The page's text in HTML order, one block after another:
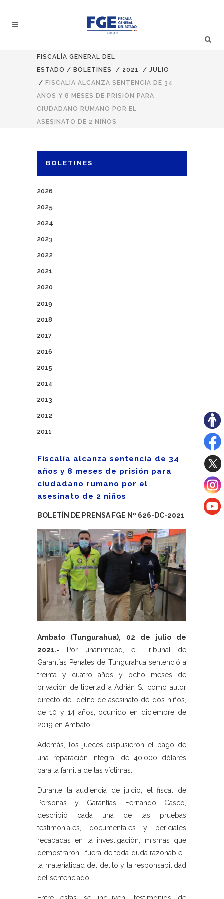
FISCALÍA GENERAL DEL
ESTADO / BOLETINES / 2021 / JULIO
/ FISCALÍA ALCANZA SENTENCIA DE 34
AÑOS Y 8 MESES DE PRISIÓN PARA
CIUDADANO RUMANO POR EL
ASESINATO DE 2 NIÑOS
BOLETINES
2026
2025
2024
2023
2022
2021
2020
2019
2018
2017
2016
2015
2014
2013
2012
2011
Fiscalía alcanza sentencia de 34
años y 8 meses de prisión para
ciudadano rumano por el
asesinato de 2 niños
BOLETÍN DE PRENSA FGE Nº 626-DC-2021
Ambato (Tungurahua), 02 de julio de
2021.- Por unanimidad, el Tribunal de
Garantías Penales de Tungurahua sentenció a
treinta y cuatro años y ocho meses de
privación de libertad a Adrián S., como autor
directo del delito de asesinato de dos niños,
de 10 y 14 años, ocurrido en diciembre de
2019 en Ambato.
Además, los jueces dispusieron el pago de
una reparación integral de 40.000 dólares
para la familia de las víctimas.
Durante la audiencia de juicio, el fiscal de
Personas y Garantías, Fernando Casco,
describió cada una de las pruebas
testimoniales, documentales y periciales
recabadas en la investigación, mismas que
demostraron –fuera de toda duda razonable–
la materialidad del delito y la responsabilidad
del sentenciado.